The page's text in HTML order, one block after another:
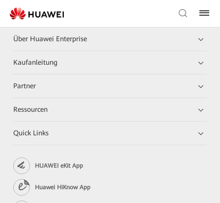
Über Huawei Enterprise
Kaufanleitung
Partner
Ressourcen
Quick Links
HUAWEI eKit App
Huawei HiKnow App